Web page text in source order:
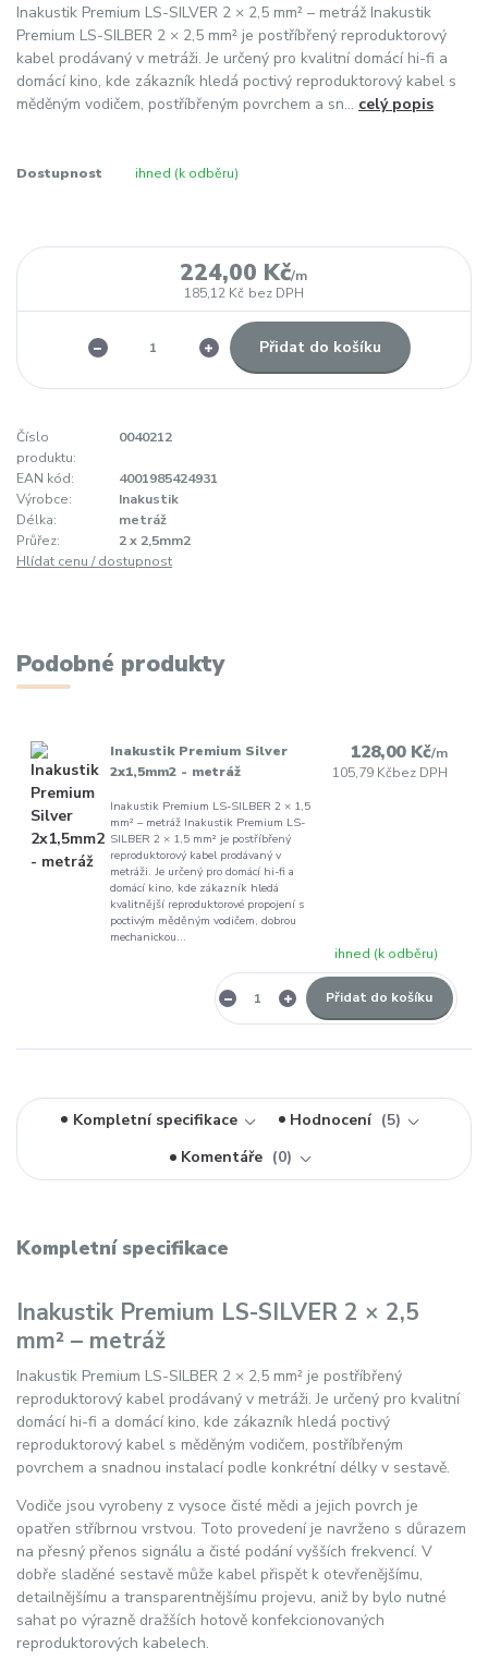
Inakustik Premium LS-SILVER 2 × 2,5 mm² – metráž Inakustik
Premium LS-SILBER 2 × 2,5 mm² je postříbřený reproduktorový
kabel prodávaný v metráži. Je určený pro kvalitní domácí hi-fi a
domácí kino, kde zákazník hledá poctivý reproduktorový kabel s
měděným vodičem, postříbřeným povrchem a sn... celý popis
Dostupnost ihned (k odběru)
224,00 Kč/m
185,12 Kč bez DPH
Přidat do košíku
Číslo
produktu:
0040212
EAN kód:
4001985424931
Výrobce:
Inakustik
Délka:
metráž
Průřez:
2 x 2,5mm2
Hlídat cenu / dostupnost
Podobné produkty
Inakustik Premium Silver
2x1,5mm2 - metráž
Inakustik Premium LS-SILBER 2 × 1,5
mm² – metráž Inakustik Premium LS-
SILBER 2 × 1,5 mm² je postříbřený
reproduktorový kabel prodávaný v
metráži. Je určený pro domácí hi-fi a
domácí kino, kde zákazník hledá
kvalitnější reproduktorové propojení s
poctivým měděným vodičem, dobrou
mechanickou...
128,00 Kč/m
105,79 Kčbez DPH
ihned (k odběru)
Přidat do košíku
Kompletní specifikace Hodnocení
5
Komentáře
0
Kompletní specifikace
Inakustik Premium LS-SILVER 2 × 2,5
mm² – metráž
Inakustik Premium LS-SILBER 2 × 2,5 mm² je postříbřený
reproduktorový kabel prodávaný v metráži. Je určený pro kvalitní
domácí hi-fi a domácí kino, kde zákazník hledá poctivý
reproduktorový kabel s měděným vodičem, postříbřeným
povrchem a snadnou instalací podle konkrétní délky v sestavě.
Vodiče jsou vyrobeny z vysoce čisté mědi a jejich povrch je
opatřen stříbrnou vrstvou. Toto provedení je navrženo s důrazem
na přesný přenos signálu a čisté podání vyšších frekvencí. V
dobře sladěné sestavě může kabel přispět k otevřenějšímu,
detailnějšímu a transparentnějšímu projevu, aniž by bylo nutné
sahat po výrazně dražších hotově konfekcionovaných
reproduktorových kabelech.